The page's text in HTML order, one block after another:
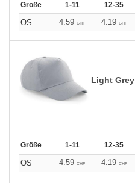
Größe 1-11 12-35
OS 4.59 CHF 4.19 CHF
Light Grey
Größe 1-11 12-35
OS 4.59 CHF 4.19 CHF